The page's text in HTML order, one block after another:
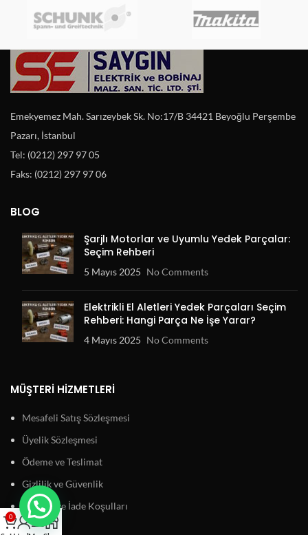
Emekyemez Mah. Sarızeybek Sk. No:17/B 34421 Beyoğlu Perşembe
Pazarı, İstanbul
Tel: (0212) 297 97 05
Faks: (0212) 297 97 06
BLOG
Şarjlı Motorlar ve Uyumlu Yedek Parçalar:
Seçim Rehberi
5 Mayıs 2025 No Comments
Elektrikli El Aletleri Yedek Parçaları Seçim
Rehberi: Hangi Parça Ne İşe Yarar?
4 Mayıs 2025 No Comments
MÜŞTERI HIZMETLERI
Mesafeli Satış Sözleşmesi
Üyelik Sözleşmesi
Ödeme ve Teslimat
Gizlilik ve Güvenlik
Garanti ve İade Koşulları
0